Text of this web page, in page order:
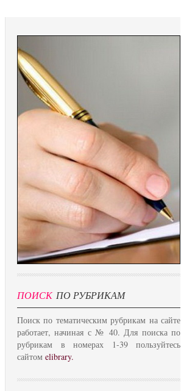
ПОИСК ПО РУБРИКАМ
Поиск по тематическим рубрикам на сайте
работает, начиная с № 40. Для поиска по
рубрикам в номерах 1-39 пользуйтесь
сайтом elibrary.